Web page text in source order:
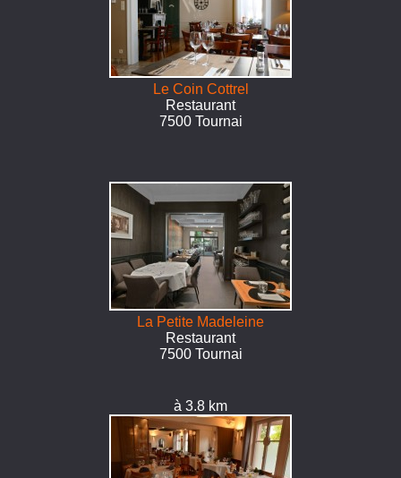
Le Coin Cottrel
Restaurant
7500 Tournai
La Petite Madeleine
Restaurant
7500 Tournai
à 3.8 km